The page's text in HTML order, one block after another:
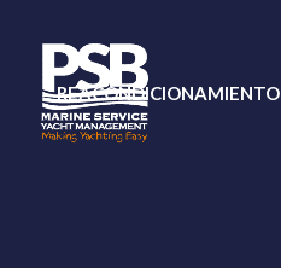
REACONDICIONAMIENTO